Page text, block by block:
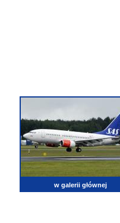
w galerii głównej